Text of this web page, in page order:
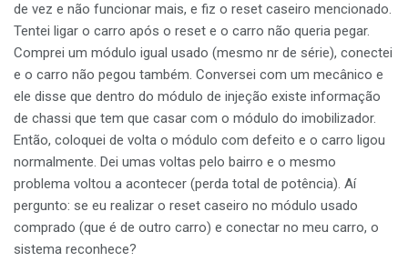
de vez e não funcionar mais, e fiz o reset caseiro mencionado.
Tentei ligar o carro após o reset e o carro não queria pegar.
Comprei um módulo igual usado (mesmo nr de série), conectei
e o carro não pegou também. Conversei com um mecânico e
ele disse que dentro do módulo de injeção existe informação
de chassi que tem que casar com o módulo do imobilizador.
Então, coloquei de volta o módulo com defeito e o carro ligou
normalmente. Dei umas voltas pelo bairro e o mesmo
problema voltou a acontecer (perda total de potência). Aí
pergunto: se eu realizar o reset caseiro no módulo usado
comprado (que é de outro carro) e conectar no meu carro, o
sistema reconhece?